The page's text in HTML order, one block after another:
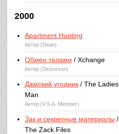
2000
Apartment Hunting
Актер (Dean)
Обмен телами / Xchange
Актер (Dickerson)
Дамский угодник / The Ladies
Man
Актер (V.S.A. Member)
Зак и секретные материалы /
The Zack Files